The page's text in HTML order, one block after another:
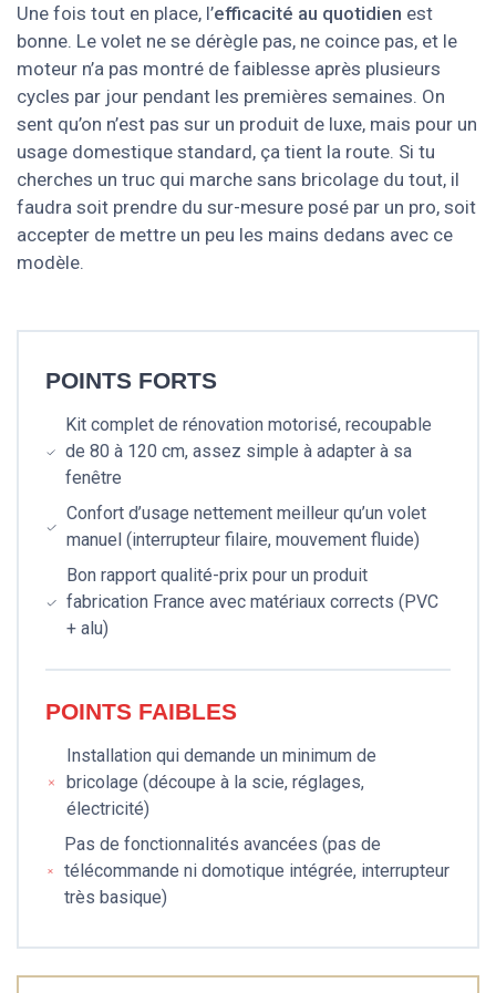
Une fois tout en place, l’efficacité au quotidien est
bonne. Le volet ne se dérègle pas, ne coince pas, et le
moteur n’a pas montré de faiblesse après plusieurs
cycles par jour pendant les premières semaines. On
sent qu’on n’est pas sur un produit de luxe, mais pour un
usage domestique standard, ça tient la route. Si tu
cherches un truc qui marche sans bricolage du tout, il
faudra soit prendre du sur-mesure posé par un pro, soit
accepter de mettre un peu les mains dedans avec ce
modèle.
POINTS FORTS
Kit complet de rénovation motorisé, recoupable
de 80 à 120 cm, assez simple à adapter à sa
fenêtre
Confort d’usage nettement meilleur qu’un volet
manuel (interrupteur filaire, mouvement fluide)
Bon rapport qualité-prix pour un produit
fabrication France avec matériaux corrects (PVC
+ alu)
POINTS FAIBLES
Installation qui demande un minimum de
bricolage (découpe à la scie, réglages,
électricité)
Pas de fonctionnalités avancées (pas de
télécommande ni domotique intégrée, interrupteur
très basique)